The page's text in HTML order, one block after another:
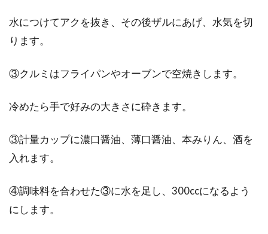
水につけてアクを抜き、その後ザルにあげ、水気を切
ります。
③クルミはフライパンやオーブンで空焼きします。
冷めたら手で好みの大きさに砕きます。
③計量カップに濃口醤油、薄口醤油、本みりん、酒を
入れます。
④調味料を合わせた③に水を足し、300ccになるよう
にします。